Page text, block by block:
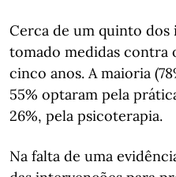
Cerca de um quinto
tomado medidas contra
cinco anos. A maioria
55% optaram pela
26%, pela psicoterapia.
Na falta de uma